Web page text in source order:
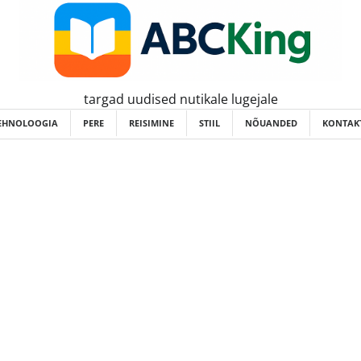
targad uudised nutikale lugejale
PERE REISIMINE STIIL NÕUANDED